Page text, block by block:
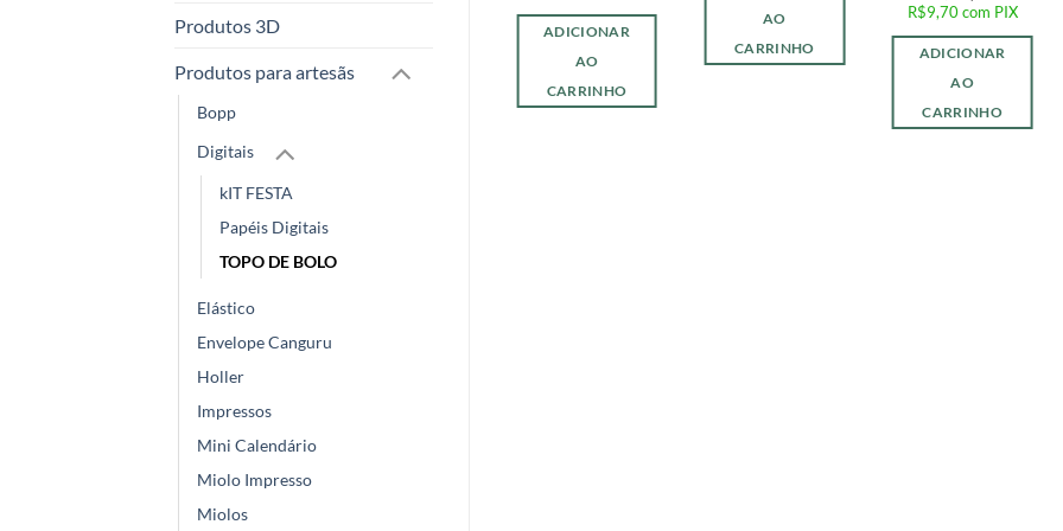
Produtos 3D
Produtos para artesãs
Bopp
Digitais
kIT FESTA
Papéis Digitais
TOPO DE BOLO
Elástico
Envelope Canguru
Holler
Impressos
Mini Calendário
Miolo Impresso
Miolos
ADICIONAR
AO
CARRINHO
AO
CARRINHO
R$9,70 com PIX
ADICIONAR
AO
CARRINHO
9,70com PIX
ADICIONAR
AO
CARRINHO